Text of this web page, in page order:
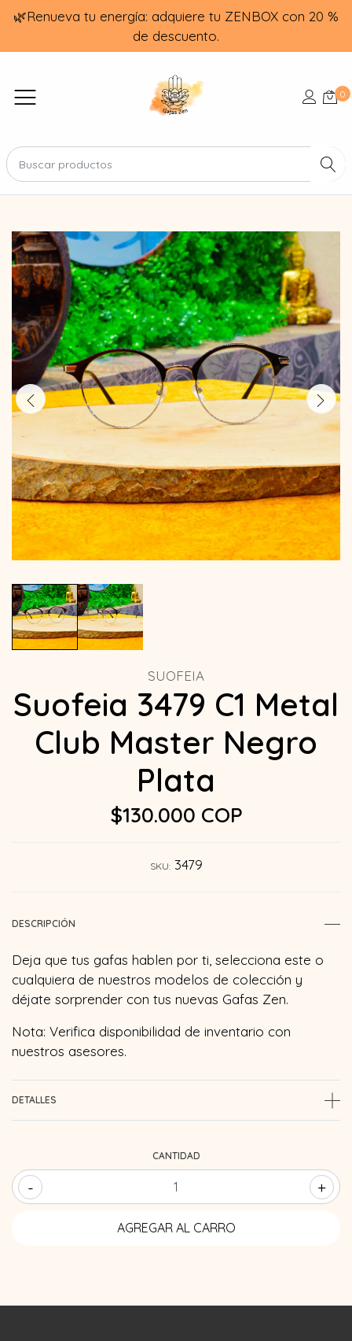
🌿Renueva tu energía: adquiere tu ZENBOX con 20 %
de descuento.
0
SUOFEIA
Suofeia 3479 C1 Metal
Club Master Negro
Plata
$130.000 COP
SKU: 3479
DESCRIPCIÓN
Deja que tus gafas hablen por ti, selecciona este o
cualquiera de nuestros modelos de colección y
déjate sorprender con tus nuevas Gafas Zen.
Nota: Verifica disponibilidad de inventario con
nuestros asesores.
DETALLES
CANTIDAD
- +